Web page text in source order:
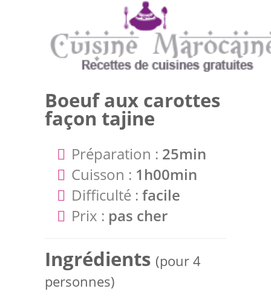
Boeuf aux carottes
façon tajine
Préparation : 25min
Cuisson : 1h00min
Difficulté : facile
Prix : pas cher
Ingrédients (pour 4
personnes)